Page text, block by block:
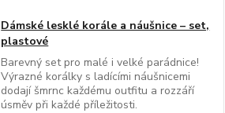
Dámské lesklé korále a náušnice – set,
plastové
Barevný set pro malé i velké parádnice!
Výrazné korálky s ladícími náušnicemi
dodají šmrnc každému outfitu a rozzáří
úsměv při každé příležitosti.